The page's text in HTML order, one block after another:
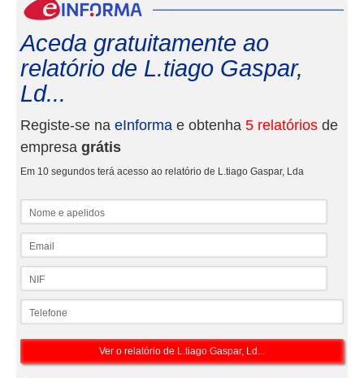
Aceda gratuitamente ao
relatório de L.tiago Gaspar,
Ld...
Registe-se na eInforma e obtenha 5 relatórios de
empresa grátis
Em 10 segundos terá acesso ao relatório de L.tiago Gaspar, Lda